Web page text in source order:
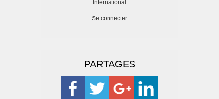
International
Se connecter
PARTAGES